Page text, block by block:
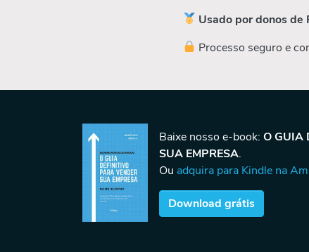
Usado por donos de
Processo seguro e
Baixe nosso e-book: O GUIA
SUA EMPRESA.
Ou adquira para Kindle na
Download grátis